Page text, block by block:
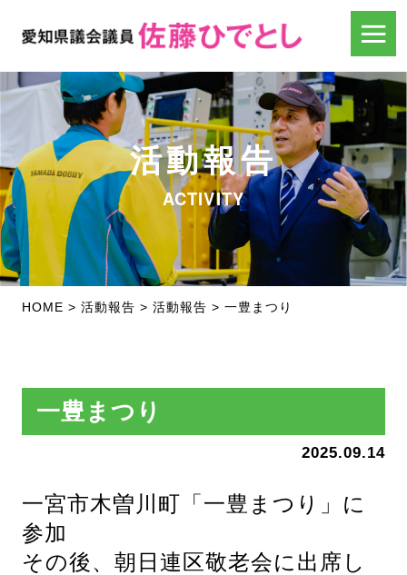
活動報告
ACTIVITY
HOME > 活動報告 > 活動報告 > 一豊まつり
一豊まつり
2025.09.14
一宮市木曽川町「一豊まつり」に
参加
その後、朝日連区敬老会に出席し